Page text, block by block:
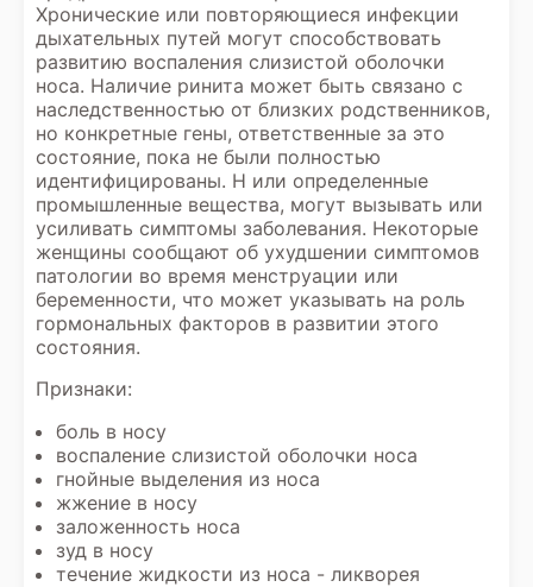
Хронические или повторяющиеся инфекции
дыхательных путей могут способствовать
развитию воспаления слизистой оболочки
носа. Наличие ринита может быть связано с
наследственностью от близких родственников,
но конкретные гены, ответственные за это
состояние, пока не были полностью
идентифицированы. Н или определенные
промышленные вещества, могут вызывать или
усиливать симптомы заболевания. Некоторые
женщины сообщают об ухудшении симптомов
патологии во время менструации или
беременности, что может указывать на роль
гормональных факторов в развитии этого
состояния.
Признаки:
боль в носу
воспаление слизистой оболочки носа
гнойные выделения из носа
жжение в носу
заложенность носа
зуд в носу
течение жидкости из носа - ликворея